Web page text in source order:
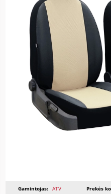
Gamintojas: ATV Prekės